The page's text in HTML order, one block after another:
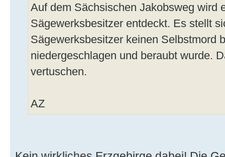
Auf dem Sächsischen Jakobsweg wird
Sägewerksbesitzer entdeckt. Es stellt
Sägewerksbesitzer keinen Selbstmord
niedergeschlagen und beraubt wurde.
vertuschen.
AZ